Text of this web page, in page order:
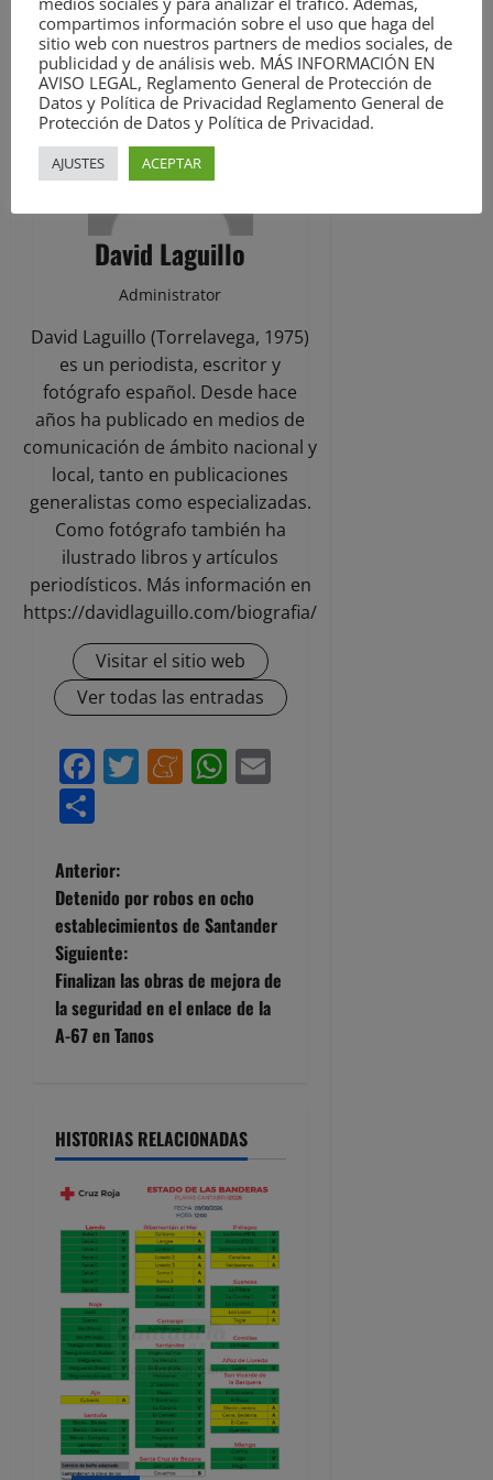
ACERCA DEL AUTOR
David Laguillo
Administrator
David Laguillo (Torrelavega, 1975)
es un periodista, escritor y
fotógrafo español. Desde hace
años ha publicado en medios de
comunicación de ámbito nacional y
local, tanto en publicaciones
generalistas como especializadas.
Como fotógrafo también ha
ilustrado libros y artículos
periodísticos. Más información en
https://davidlaguillo.com/biografia/
Visitar el sitio web
Ver todas las entradas
Facebook
Twitter
Meneame
WhatsApp
N
a
v
e
c
i
ó
n
d
e
e
Anterior:
Detenido por robos en ocho
establecimientos de Santander
Siguiente:
Finalizan las obras de mejora de
la seguridad en el enlace de la
A-67 en Tanos
HISTORIAS RELACIONADAS
compartimos información sobre el uso que haga del
sitio web con nuestros partners de medios sociales, de
publicidad y de análisis web. MÁS INFORMACIÓN EN
AVISO LEGAL, Reglamento General de Protección de
Datos y Política de Privacidad Reglamento General de
Protección de Datos y Política de Privacidad.
AJUSTES ACEPTAR